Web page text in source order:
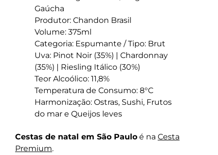
Gaúcha
Produtor: Chandon Brasil
Volume: 375ml
Categoria: Espumante / Tipo: Brut
Uva: Pinot Noir (35%) | Chardonnay
(35%) | Riesling Itálico (30%)
Teor Alcoólico: 11,8%
Temperatura de Consumo: 8°C
Harmonização: Ostras, Sushi, Frutos
do mar e Queijos leves
Cestas de natal em São Paulo é na Cesta
Premium.